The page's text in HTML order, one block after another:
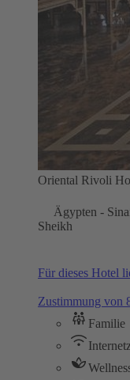
Oriental Rivoli
Ägypten -
Sheikh
Für dieses Hotel
Zustimmung von
Familie